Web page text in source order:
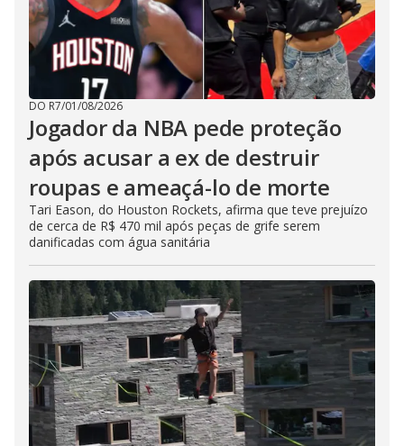
DO R7/01/08/2026
Jogador da NBA pede proteção
após acusar a ex de destruir
roupas e ameaçá-lo de morte
Tari Eason, do Houston Rockets, afirma que teve prejuízo
de cerca de R$ 470 mil após peças de grife serem
danificadas com água sanitária